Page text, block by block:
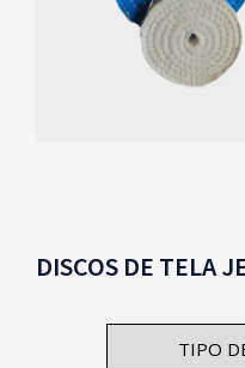
DISCOS DE TELA
TIPO